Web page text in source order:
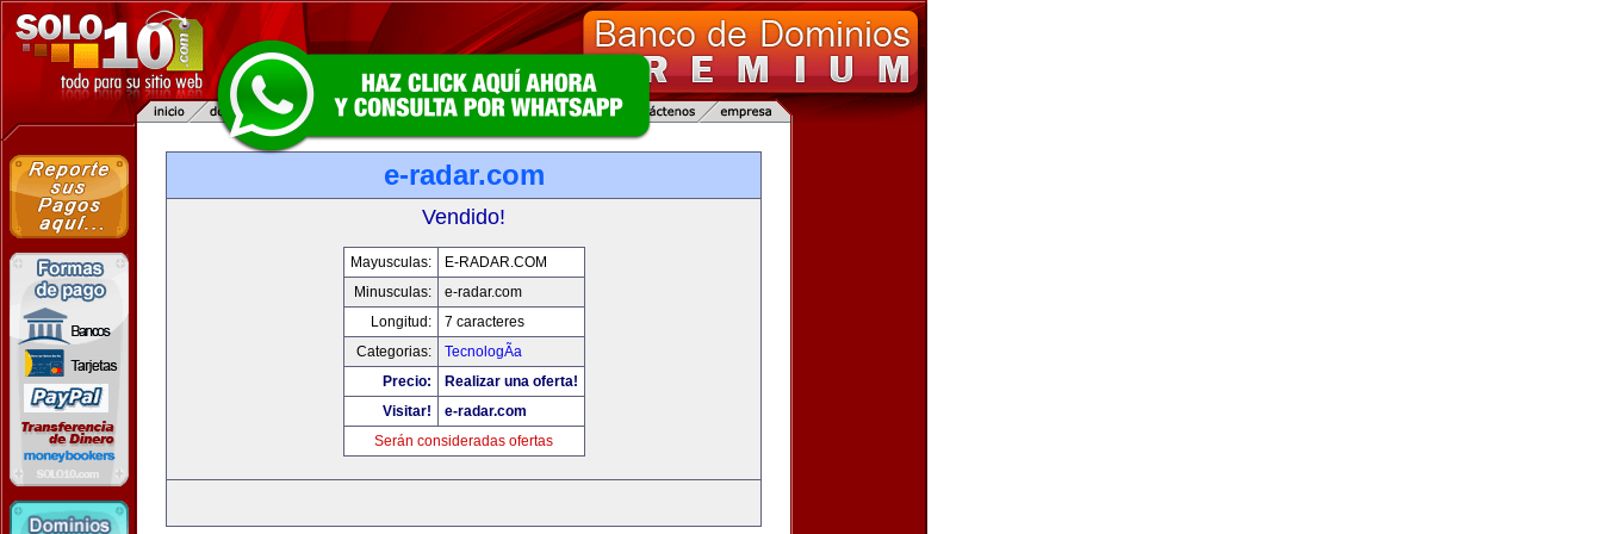
e-radar.com
Vendido!
Mayusculas:
E-RADAR.COM
Minusculas:
e-radar.com
Longitud:
7 caracteres
Categorias:
TecnologÃ­a
Precio:
Realizar una oferta!
Visitar!
e-radar.com
Serán consideradas ofertas